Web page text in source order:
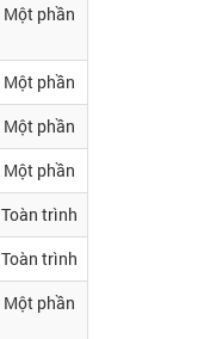
Một phần
Một phần
Một phần
Một phần
Toàn trình
Toàn trình
Một phần